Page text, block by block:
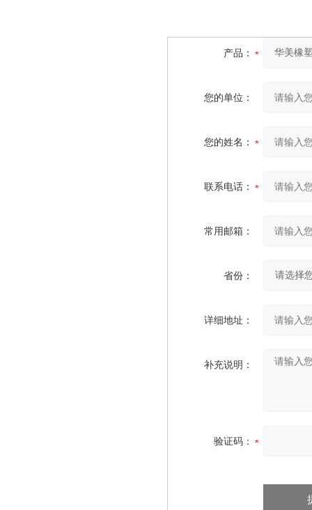
产品：
您的单位：
您的姓名：
联系电话：
常用邮箱：
省份：
详细地址：
补充说明：
验证码：